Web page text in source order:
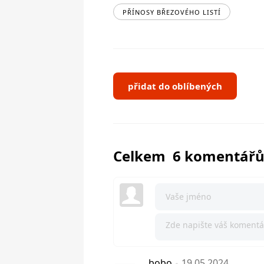
PŘÍNOSY BŘEZOVÉHO LISTÍ
přidat do oblíbených
Celkem 6 komentářů